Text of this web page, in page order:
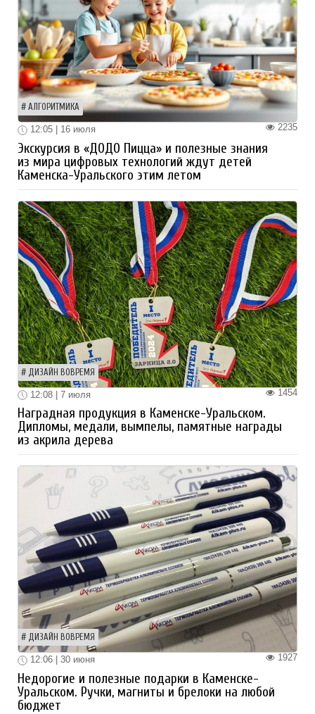
АЛГОРИТМИКА
2235
12:05 | 16 июля
Экскурсия в «ДОДО Пицца» и полезные знания
из мира цифровых технологий ждут детей
Каменска-Уральского этим летом
ДИЗАЙН ВОВРЕМЯ
1454
12:08 | 7 июля
Наградная продукция в Каменске-Уральском.
Дипломы, медали, вымпелы, памятные награды
из акрила дерева
ДИЗАЙН ВОВРЕМЯ
1927
12:06 | 30 июня
Недорогие и полезные подарки в Каменске-
Уральском. Ручки, магниты и брелоки на любой
бюджет